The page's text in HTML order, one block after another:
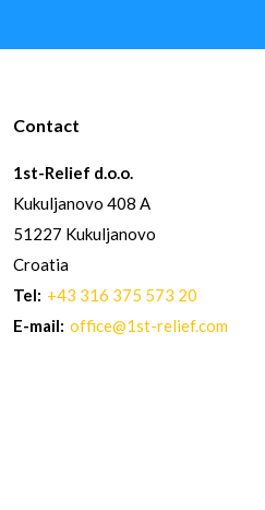
Contact
1st-Relief d.o.o.
Kukuljanovo 408 A
51227 Kukuljanovo
Croatia
Tel: +43 316 375 573 20
E-mail: office@1st-relief.com